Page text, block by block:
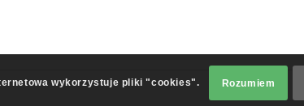
wykorzystuje pliki "cookies". Rozumiem